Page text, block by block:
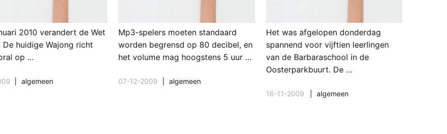
2010 verandert de Wet
De huidige Wajong richt
op …
algemeen
Mp3-spelers moeten standaard
worden begrensd op 80 decibel, en
het volume mag hoogstens 5 uur …
07-12-2009 algemeen
Het was afgelopen donderdag
spannend voor vijftien leerlingen
van de Barbaraschool in de
Oosterparkbuurt. De …
16-11-2009 algemeen